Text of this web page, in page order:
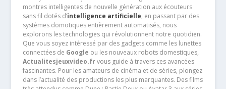
montres intelligentes de nouvelle génération aux écouteurs
sans fil dotés d’intelligence artificielle, en passant par des
systèmes domotiques entièrement automatisés, nous
explorons les technologies qui révolutionnent notre quotidien.
Que vous soyez intéressé par des gadgets comme les lunettes
connectées de Google ou les nouveaux robots domestiques,
Actualitesjeuxvideo.frvous guide à travers ces avancées
fascinantes. Pour les amateurs de cinéma et de séries, plongez
dans l’actualité des productions les plus marquantes. Des films